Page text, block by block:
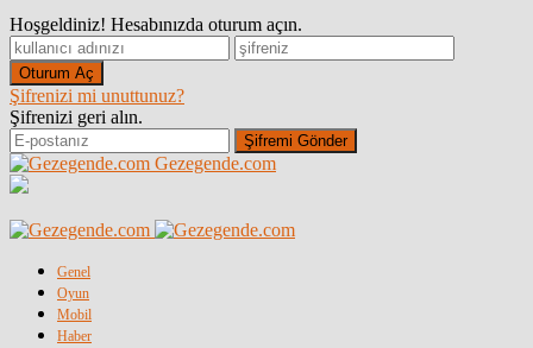
Hoşgeldiniz! Hesabınızda oturum açın.
Şifrenizi mi unuttunuz?
Şifrenizi geri alın.
Gezegende.com
Genel
Oyun
Mobil
Haber